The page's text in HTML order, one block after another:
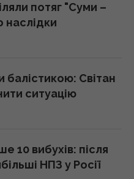
вечері:
Б. Джордана
потяг "Суми –
наслідки
балістикою: Світан
ситуацію
10 вибухів: після
НПЗ у Росії